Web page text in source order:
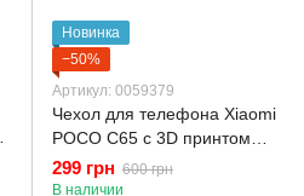
Новинка
−50%
Артикул: 0059379
Чехол для телефона Xiaomi
POCO C65 с 3D принтом
бантики с сердцами с
высокими бортами черный
299 грн 600 грн
В наличии